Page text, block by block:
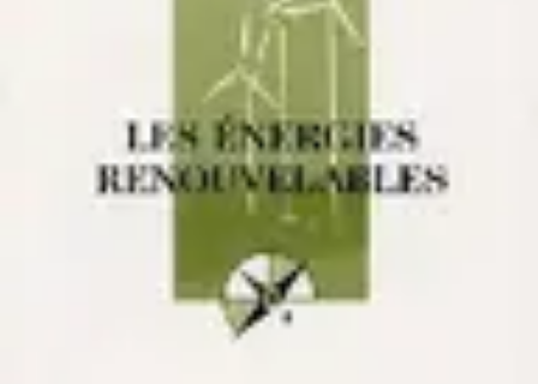
Santé et
Écologie
Innovations Futures